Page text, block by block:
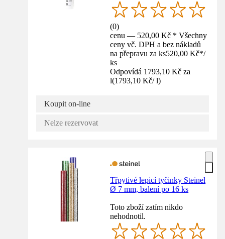
(0)
cenu — 520,00 Kč * Všechny
ceny vč. DPH a bez nákladů
na přepravu za ks520,00 Kč*/
ks
Odpovídá 1793,10 Kč za
l(1793,10 Kč/ l)
Koupit on-line
Nelze rezervovat
Třpytivé lepicí tyčinky Steinel
Ø 7 mm, balení po 16 ks
Toto zboží zatím nikdo
nehodnotil.